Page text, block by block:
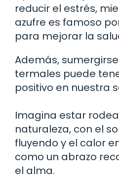
reducir el estrés,
azufre es famoso
para mejorar la
Además,
termales puede
positivo en nuestra
Imagina estar
naturaleza, con el
fluyendo y el calor
como un abrazo
el alma.